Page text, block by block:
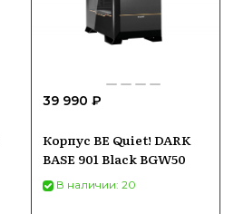
39 990 ₽
Корпус BE Quiet! DARK
BASE 901 Black BGW50
В наличии: 20